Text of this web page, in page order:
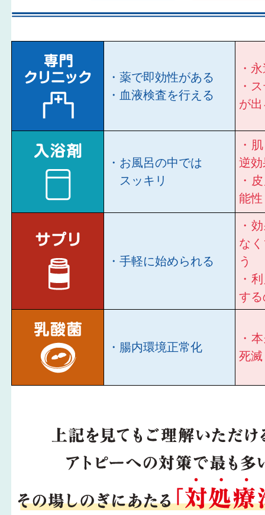
・薬で即効性がある
・血液検査を行える
・
・
が
・お風呂の中では
スッキリ
・
逆
・
能性
・手軽に始められる
・
な
う
・
す
・腸内環境正常化
・
死